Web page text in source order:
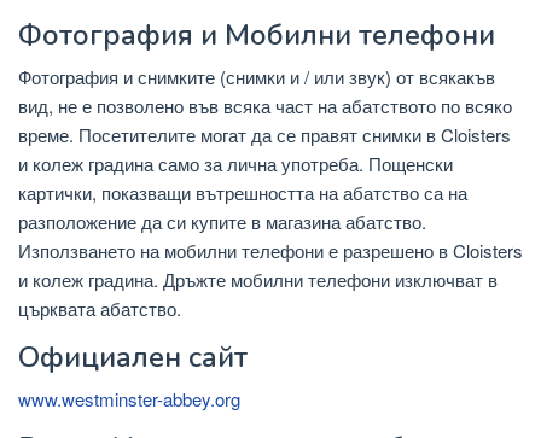
Фотография и Мобилни телефони
Фотография и снимките (снимки и / или звук) от всякакъв
вид, не е позволено във всяка част на абатството по всяко
време. Посетителите могат да се правят снимки в Cloisters
и колеж градина само за лична употреба. Пощенски
картички, показващи вътрешността на абатство са на
разположение да си купите в магазина абатство.
Използването на мобилни телефони е разрешено в Cloisters
и колеж градина. Дръжте мобилни телефони изключват в
църквата абатство.
Официален сайт
www.westminster-abbey.org